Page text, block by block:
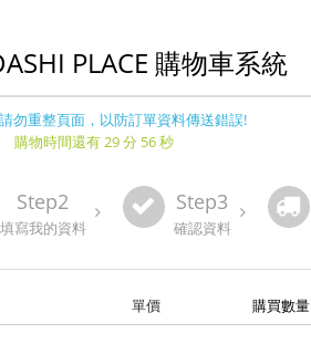
PLACE 購物車系統
勿重整頁面，以防訂單資料傳送錯誤!
購物時間還有 29 分 56 秒
Step2
填寫我的資料
Step3
確認資料
單價 購買數量